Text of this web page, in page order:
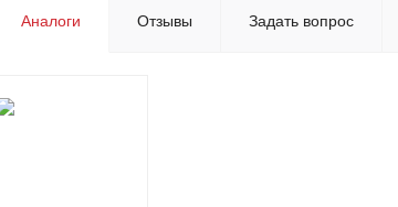
Аналоги Отзывы Задать вопрос